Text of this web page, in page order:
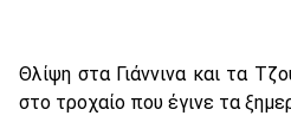
Θλίψη στα Γιάννινα και τα
στο τροχαίο που έγινε τα